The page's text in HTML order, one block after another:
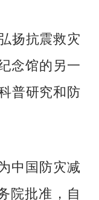
扬抗震救灾
念馆的另一
普研究和防
中国防灾减
院批准，自